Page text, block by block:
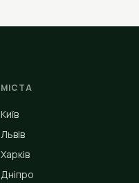
МІСТА
Київ
Львів
Харків
Дніпро